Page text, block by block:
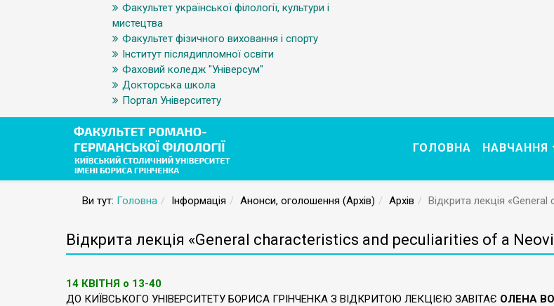
Факультет української філології, культури і
мистецтва
Факультет фізичного виховання і спорту
Інститут післядипломної освіти
Фаховий коледж "Універсум"
Докторська школа
Портал Університету
ГОЛОВНА НАВЧАННЯ
Ви тут: Головна Інформація Анонси, оголошення (Архів) Архів Відкрита лекція
Відкрита лекція «General characteristics and peculiarities of a
14 КВІТНЯ о 13-40
ДО КИЇВСЬКОГО УНІВЕРСИТЕТУ БОРИСА ГРІНЧЕНКА З ВІДКРИТОЮ ЛЕКЦІЄЮ ЗАВІТАЄ ОЛЕНА